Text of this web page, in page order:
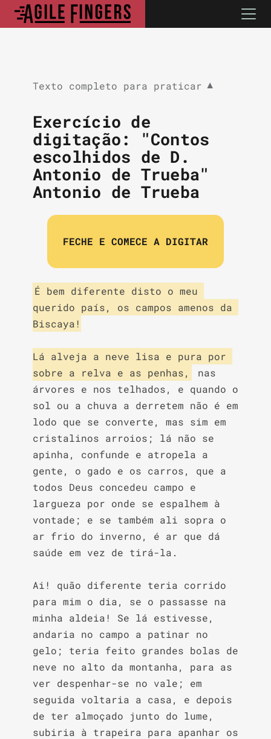
Texto completo para praticar ▼
Exercício de
digitação: "Contos
escolhidos de D.
Antonio de Trueba"
Antonio de Trueba
FECHE E COMECE A DIGITAR
É bem diferente disto o meu
querido país, os campos amenos da
Biscaya!
Lá alveja a neve lisa e pura por
sobre a relva e as penhas,
nas
árvores e nos telhados, e quando o
sol ou a chuva a derretem não é em
lodo que se converte, mas sim em
cristalinos arroios; lá não se
apinha, confunde e atropela a
gente, o gado e os carros, que a
todos Deus concedeu campo e
largueza por onde se espalhem à
vontade; e se também ali sopra o
ar frio do inverno, é ar que dá
saúde em vez de tirá-la.
Ai! quão diferente teria corrido
para mim o dia, se o passasse na
minha aldeia! Se lá estivesse,
andaria no campo a patinar no
gelo; teria feito grandes bolas de
neve no alto da montanha, para as
ver despenhar-se no vale; em
seguida voltaria a casa, e depois
de ter almoçado junto do lume,
subiria à trapeira para apanhar os